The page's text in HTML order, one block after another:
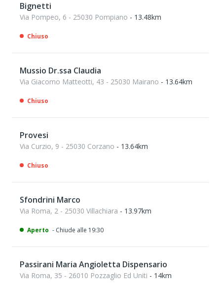
Bignetti
Via Pompeo, 6 - 25030 Pompiano - 13.48km
Chiuso
Mussio Dr.ssa Claudia
Via Giacomo Matteotti, 43 - 25030 Mairano - 13.64km
Chiuso
Provesi
Via Curzio, 9 - 25030 Corzano - 13.64km
Chiuso
Sfondrini Marco
Via Roma, 2 - 25030 Villachiara - 13.97km
Aperto - Chiude alle 19:30
Passirani Maria Angioletta Dispensario
Via Roma, 35 - 26010 Pozzaglio Ed Uniti - 14km